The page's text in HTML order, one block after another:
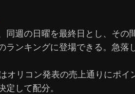
同週の日曜を最終日とし、その
ランキングに登場できる。急落
オリコン発表の売上通りにポ
定して配分。